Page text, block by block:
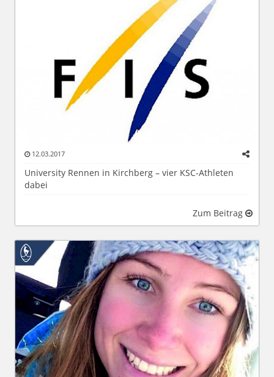
12.03.2017
University Rennen in Kirchberg – vier KSC-Athleten
dabei
Zum Beitrag